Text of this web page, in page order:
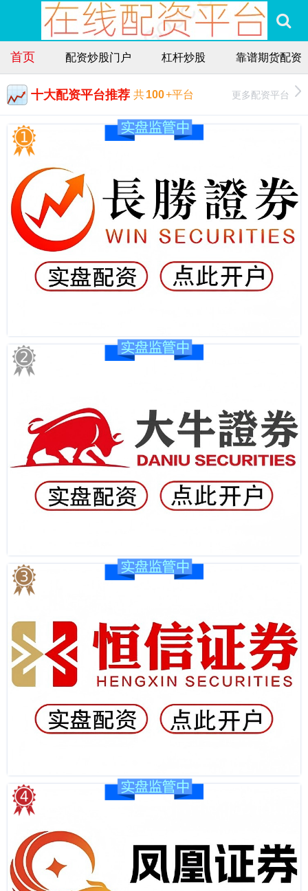
首页 配资炒股门户 杠杆炒股 靠谱期货配资
十大配资平台推荐 共100+平台 更多配资平台